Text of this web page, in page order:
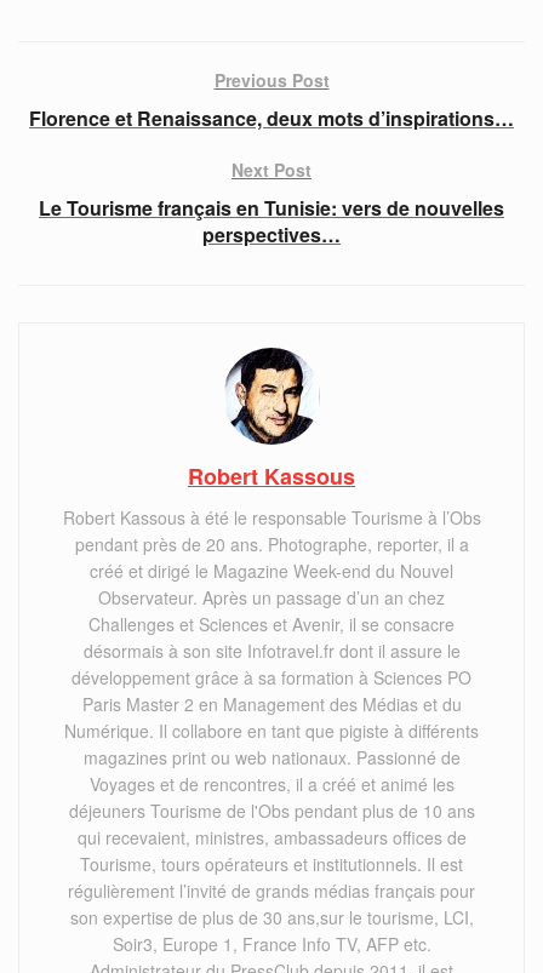
Previous Post
Florence et Renaissance, deux mots d’inspirations…
Next Post
Le Tourisme français en Tunisie: vers de nouvelles
perspectives…
Robert Kassous
Robert Kassous à été le responsable Tourisme à l’Obs
pendant près de 20 ans. Photographe, reporter, il a
créé et dirigé le Magazine Week-end du Nouvel
Observateur. Après un passage d’un an chez
Challenges et Sciences et Avenir, il se consacre
désormais à son site Infotravel.fr dont il assure le
développement grâce à sa formation à Sciences PO
Paris Master 2 en Management des Médias et du
Numérique. Il collabore en tant que pigiste à différents
magazines print ou web nationaux. Passionné de
Voyages et de rencontres, il a créé et animé les
déjeuners Tourisme de l'Obs pendant plus de 10 ans
qui recevaient, ministres, ambassadeurs offices de
Tourisme, tours opérateurs et institutionnels. Il est
régulièrement l’invité de grands médias français pour
son expertise de plus de 30 ans,sur le tourisme, LCI,
Soir3, Europe 1, France Info TV, AFP etc.